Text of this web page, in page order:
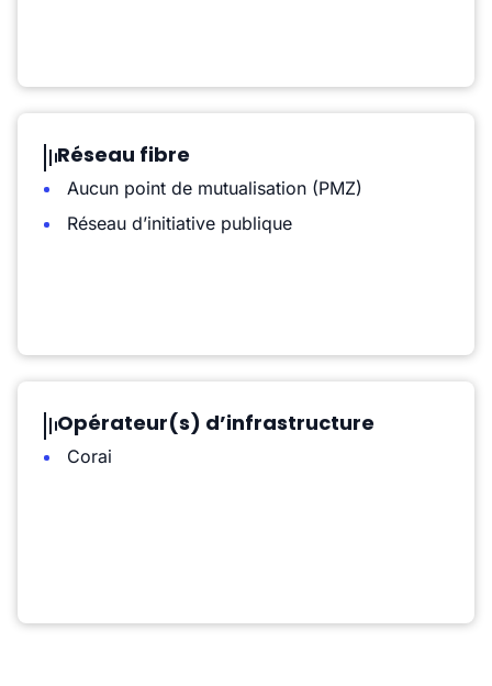
Réseau fibre
Aucun point de mutualisation (PMZ)
Réseau d’initiative publique
Opérateur(s) d’infrastructure
Corai